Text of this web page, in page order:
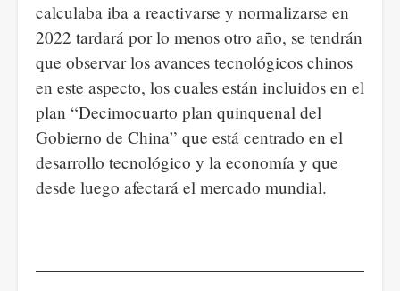
calculaba iba a reactivarse y normalizarse en
2022 tardará por lo menos otro año, se tendrán
que observar los avances tecnológicos chinos
en este aspecto, los cuales están incluidos en el
plan “Decimocuarto plan quinquenal del
Gobierno de China” que está centrado en el
desarrollo tecnológico y la economía y que
desde luego afectará el mercado mundial.